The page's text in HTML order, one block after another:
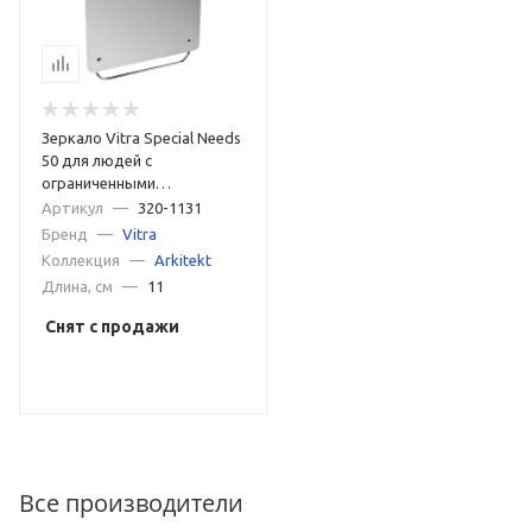
Зеркало Vitra Special Needs
50 для людей с
ограниченными
возможностями Хром
Артикул —
320-1131
Бренд
— Vitra
Коллекция
—
Arkitekt
Длина, см
— 11
Снят с продажи
Все производители